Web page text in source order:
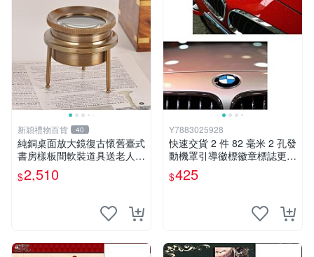
新穎禮物百貨 40
純銅桌面放大鏡復古懷舊臺式
書房樣板間軟裝道具送老人禮
物帶木盒
$2,510
Y7883025928
快速交貨 2 件 82 毫米 2 孔發
動機罩引導徽標徽章標誌更換
前後罩後備箱適用於 BMW 新
$425